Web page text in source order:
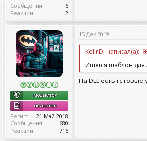
Сообщения
6
Реакции
2
ⓜⓨⓤⓢⓛⓘ
МОДЕРАТОР
DEVELOPER
Регист
21 Май 2018
Сообщения
680
Реакции
716
15 Дек 2019
KolinDj написал(а):
Ищется шаблон для
На DLE есть